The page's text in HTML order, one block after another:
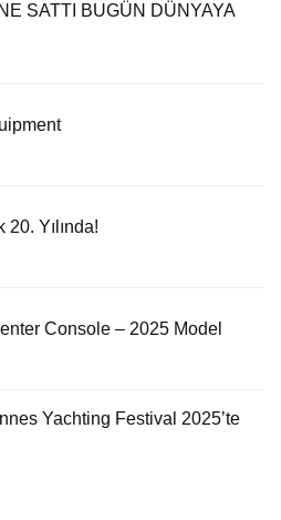
SATTI BUGÜN DÜNYAYA
Yılında!
Console – 2025 Model
Yachting Festival 2025’te